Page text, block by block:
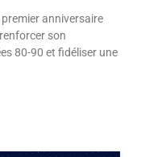
anniversaire
son
80-90 et fidéliser une